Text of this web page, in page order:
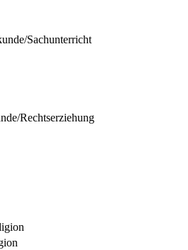
Sachunterricht
Rechtserziehung